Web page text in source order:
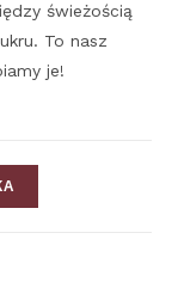
świeżością
To nasz
je!